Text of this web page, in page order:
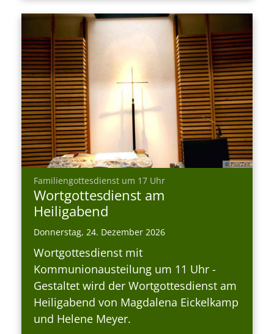
© Pius’Zeit
Familiengottesdienst um 17 Uhr:
Wortgottesdienst am
Heiligabend
Donnerstag, 24. Dezember 2026
Wortgottesdienst mit
Kommunionausteilung um 11 Uhr -
Gestaltet wird der Wortgottesdienst am
Heiligabend von Magdalena Eickelkamp
und Helene Meyer.